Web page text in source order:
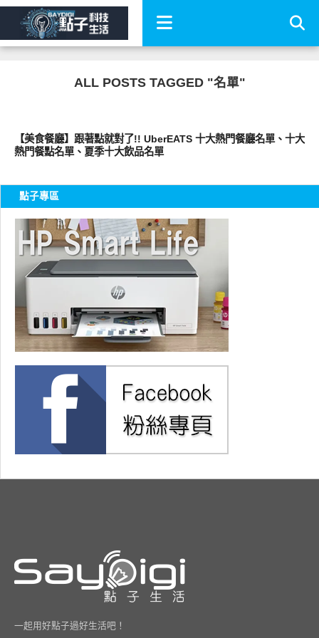
ALL POSTS TAGGED "名單"
【美食餐廳】跟著點就對了!! UberEATS 十大熱門餐廳名單、十大
熱門餐點名單、夏季十大飲品名單
點子專區
一起用好點子過好生活吧！